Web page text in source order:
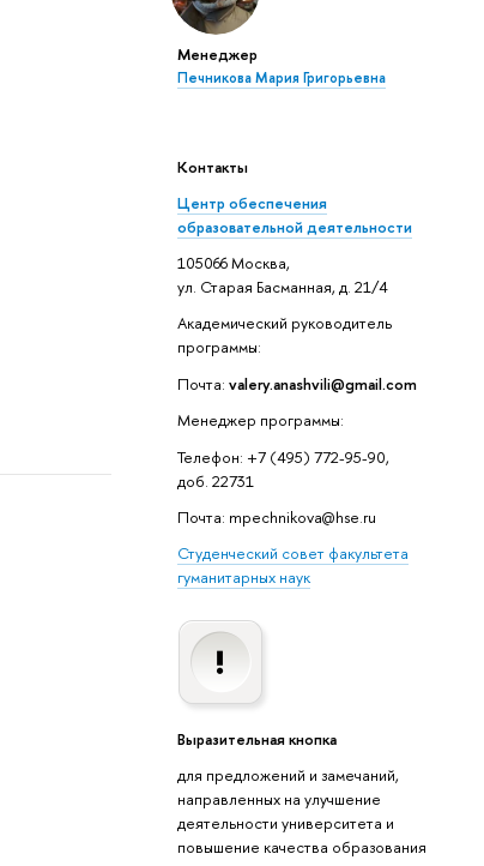
Менеджер
Печникова Мария Григорьевна
Контакты
Центр обеспечения
образовательной деятельности
105066 Москва,
ул. Старая Басманная, д. 21/4
Академический руководитель
программы:
Почта: valery.anashvili@gmail.com
Менеджер программы:
Телефон: +7 (495) 772-95-90,
доб. 22731
Почта: mpechnikova@hse.ru
Студенческий совет факультета
гуманитарных наук
Выразительная кнопка
для предложений и замечаний,
направленных на улучшение
деятельности университета и
повышение качества образования